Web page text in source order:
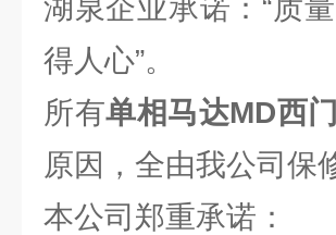
湖泉企业承诺：“质
得人心”。
所有单相马达MD西
原因，全由我公司保
本公司郑重承诺：